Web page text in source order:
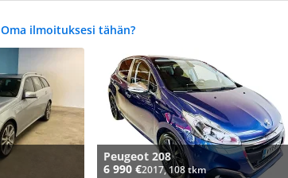
Oma ilmoituksesi tähän?
Peugeot 208
6 990 €2017, 108 tkm